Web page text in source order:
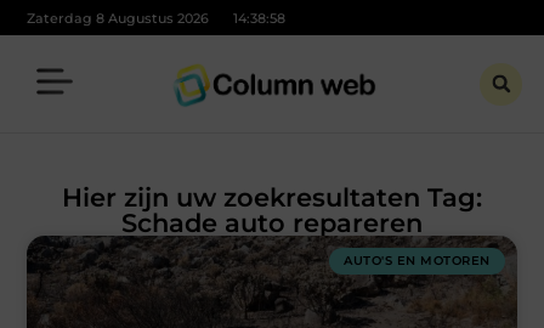
Zaterdag 8 Augustus 2026 14:38:58
Hier zijn uw zoekresultaten Tag:
Schade auto repareren
AUTO'S EN MOTOREN